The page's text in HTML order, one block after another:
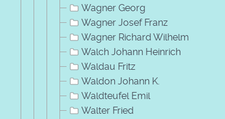
Wagner Georg
Wagner Josef Franz
Wagner Richard Wilhelm
Walch Johann Heinrich
Waldau Fritz
Waldon Johann K.
Waldteufel Emil
Walter Fried